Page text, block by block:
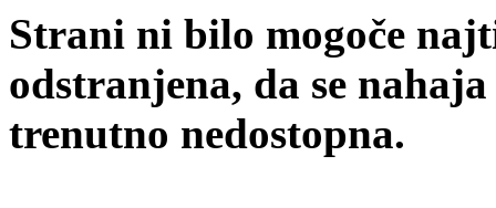
Strani ni bilo mogoče
odstranjena, da se
trenutno nedostopna.